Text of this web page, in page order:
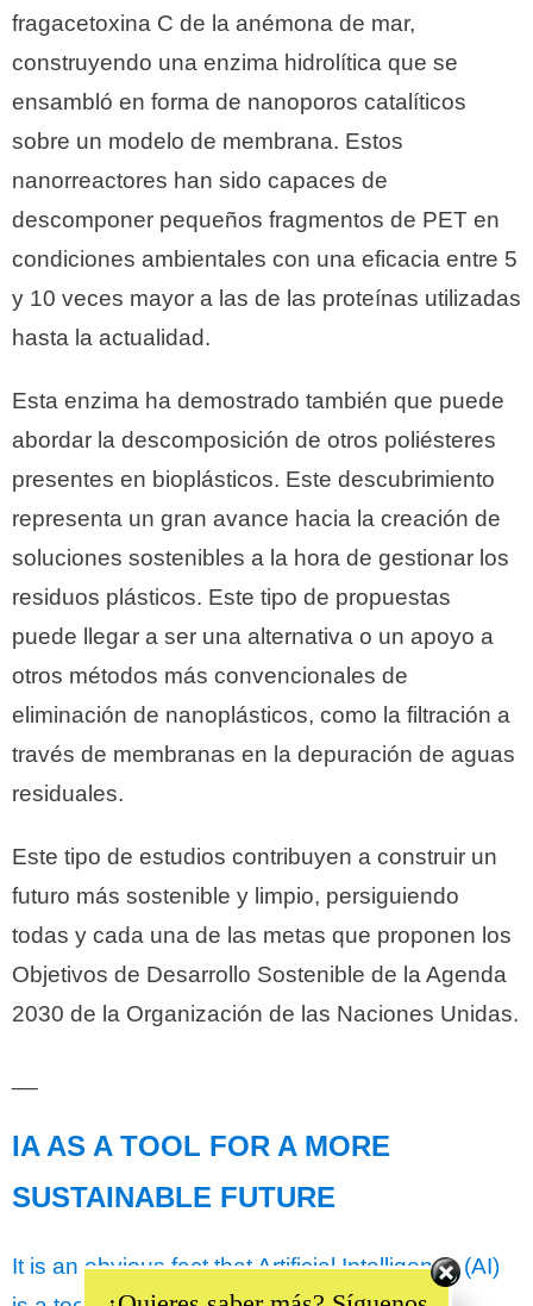
fragacetoxina C de la anémona de mar,
construyendo una enzima hidrolítica que se
ensambló en forma de nanoporos catalíticos
sobre un modelo de membrana. Estos
nanorreactores han sido capaces de
descomponer pequeños fragmentos de PET en
condiciones ambientales con una eficacia entre 5
y 10 veces mayor a las de las proteínas utilizadas
hasta la actualidad.
Esta enzima ha demostrado también que puede
abordar la descomposición de otros poliésteres
presentes en bioplásticos. Este descubrimiento
representa un gran avance hacia la creación de
soluciones sostenibles a la hora de gestionar los
residuos plásticos. Este tipo de propuestas
puede llegar a ser una alternativa o un apoyo a
otros métodos más convencionales de
eliminación de nanoplásticos, como la filtración a
través de membranas en la depuración de aguas
residuales.
Este tipo de estudios contribuyen a construir un
futuro más sostenible y limpio, persiguiendo
todas y cada una de las metas que proponen los
Objetivos de Desarrollo Sostenible de la Agenda
2030 de la Organización de las Naciones Unidas.
IA AS A TOOL FOR A MORE
SUSTAINABLE FUTURE
It is an obvious fact that Artificial Intelligence (AI)
Set Youtube Channel ID